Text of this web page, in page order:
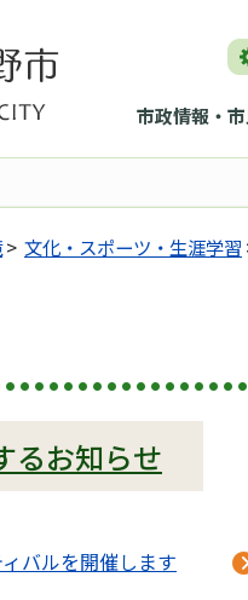
市政情報・
> 文化・スポーツ・生涯学習
るお知らせ
バルを開催します